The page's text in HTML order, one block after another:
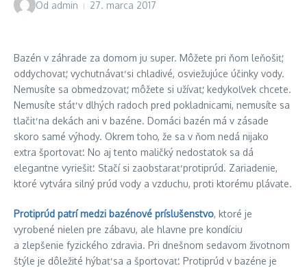
Od admin 27. marca 2017
Bazén v záhrade za domom ju super. Môžete pri ňom leňošiť,
oddychovať, vychutnávať si chladivé, osviežujúce účinky vody.
Nemusíte sa obmedzovať, môžete si užívať, kedykoľvek chcete.
Nemusíte stáť v dlhých radoch pred pokladnicami, nemusíte sa
tlačiť na dekách ani v bazéne. Domáci bazén má v zásade
skoro samé výhody. Okrem toho, že sa v ňom nedá nijako
extra športovať. No aj tento maličký nedostatok sa dá
elegantne vyriešiť. Stačí si zaobstarať protiprúd. Zariadenie,
ktoré vytvára silný prúd vody a vzduchu, proti ktorému plávate.
Protiprúd patrí medzi bazénové príslušenstvo, ktoré je
vyrobené nielen pre zábavu, ale hlavne pre kondíciu
a zlepšenie fyzického zdravia. Pri dnešnom sedavom životnom
štýle je dôležité hýbať sa a športovať. Protiprúd v bazéne je